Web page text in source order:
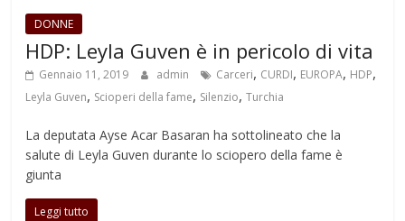
DONNE
HDP: Leyla Guven è in pericolo di vita
Gennaio 11, 2019 admin Carceri, CURDI, EUROPA, HDP,
Leyla Guven, Scioperi della fame, Silenzio,Turchia
La deputata Ayse Acar Basaran ha sottolineato che la
salute di Leyla Guven durante lo sciopero della fame è
giunta
Leggi tutto